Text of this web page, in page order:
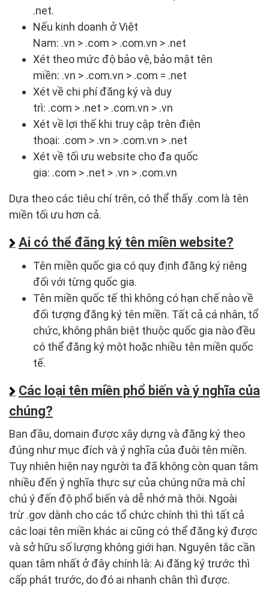
.net.
Nếu kinh doanh ở Việt
Nam: .vn > .com > .com.vn > .net
Xét theo mức độ bảo vệ, bảo mật tên
miền: .vn > .com.vn > .com = .net
Xét về chi phí đăng ký và duy
trì: .com > .net > .com.vn > .vn
Xét về lợi thế khi truy cập trên điện
thoại: .com > .vn > .com.vn > .net
Xét về tối ưu website cho đa quốc
gia: .com > .net > .vn > .com.vn
Dựa theo các tiêu chí trên, có thể thấy .com là tên
miền tối ưu hơn cả.
Ai có thể đăng ký tên miền website?
Tên miền quốc gia có quy định đăng ký riêng
đối với từng quốc gia.
Tên miền quốc tế thì không có hạn chế nào về
đối tượng đăng ký tên miền. Tất cả cá nhân, tổ
chức, không phân biệt thuộc quốc gia nào đều
có thể đăng ký một hoặc nhiều tên miền quốc
tế.
Các loại tên miền phổ biến và ý nghĩa của
chúng?
Ban đầu, domain được xây dựng và đăng ký theo
đúng như mục đích và ý nghĩa của đuôi tên miền.
Tuy nhiên hiện nay người ta đã không còn quan tâm
nhiều đến ý nghĩa thực sự của chúng nữa mà chỉ
chú ý đến độ phổ biến và dễ nhớ mà thôi. Ngoài
trừ .gov dành cho các tổ chức chính thì thì tất cả
các loại tên miền khác ai cũng có thể đăng ký được
và sở hữu số lượng không giới hạn. Nguyên tắc cần
quan tâm nhất ở đây chính là: Ai đăng ký trước thì
cấp phát trước, do đó ai nhanh chân thì được.